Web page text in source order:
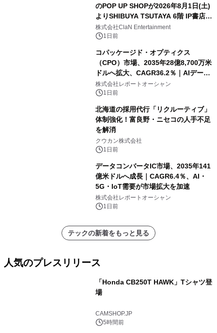
のPOP UP SHOPが2026年8月1日(土)
よりSHIBUYA TSUTAYA 6階 IP書店で
開催決定！！
株式会社ClaN Entertainment
1日前
コパッケージド・オプティクス
（CPO）市場、2035年28億8,700万米
ドルへ拡大、CAGR36.2％｜AIデータ
センター・高速光通信需要が成長を加
速
株式会社レポートオーシャン
1日前
北海道の採用代行「リクルーティブ」
体制強化！富良野・ニセコの人手不足
を解消
クウカン株式会社
1日前
データコンバータIC市場、2035年141
億米ドルへ成長｜CAGR6.4％、AI・
5G・IoT需要が市場拡大を加速
株式会社レポートオーシャン
1日前
テックの新着をもっと見る
人気のプレスリリース
「Honda CB250T HAWK」Tシャツ登
場
CAMSHOP.JP
5時間前